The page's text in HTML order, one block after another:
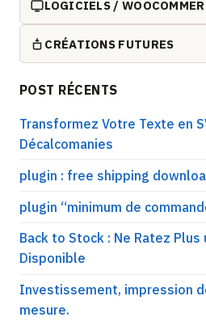
LOGICIELS /
CRÉATIONS FUTURES
POST RÉCENTS
Transformez Votre Texte en
Décalcomanies
plugin : free shipping
plugin “minimum de
Back to Stock : Ne Ratez Plus
Disponible
Investissement, impression
mesure.